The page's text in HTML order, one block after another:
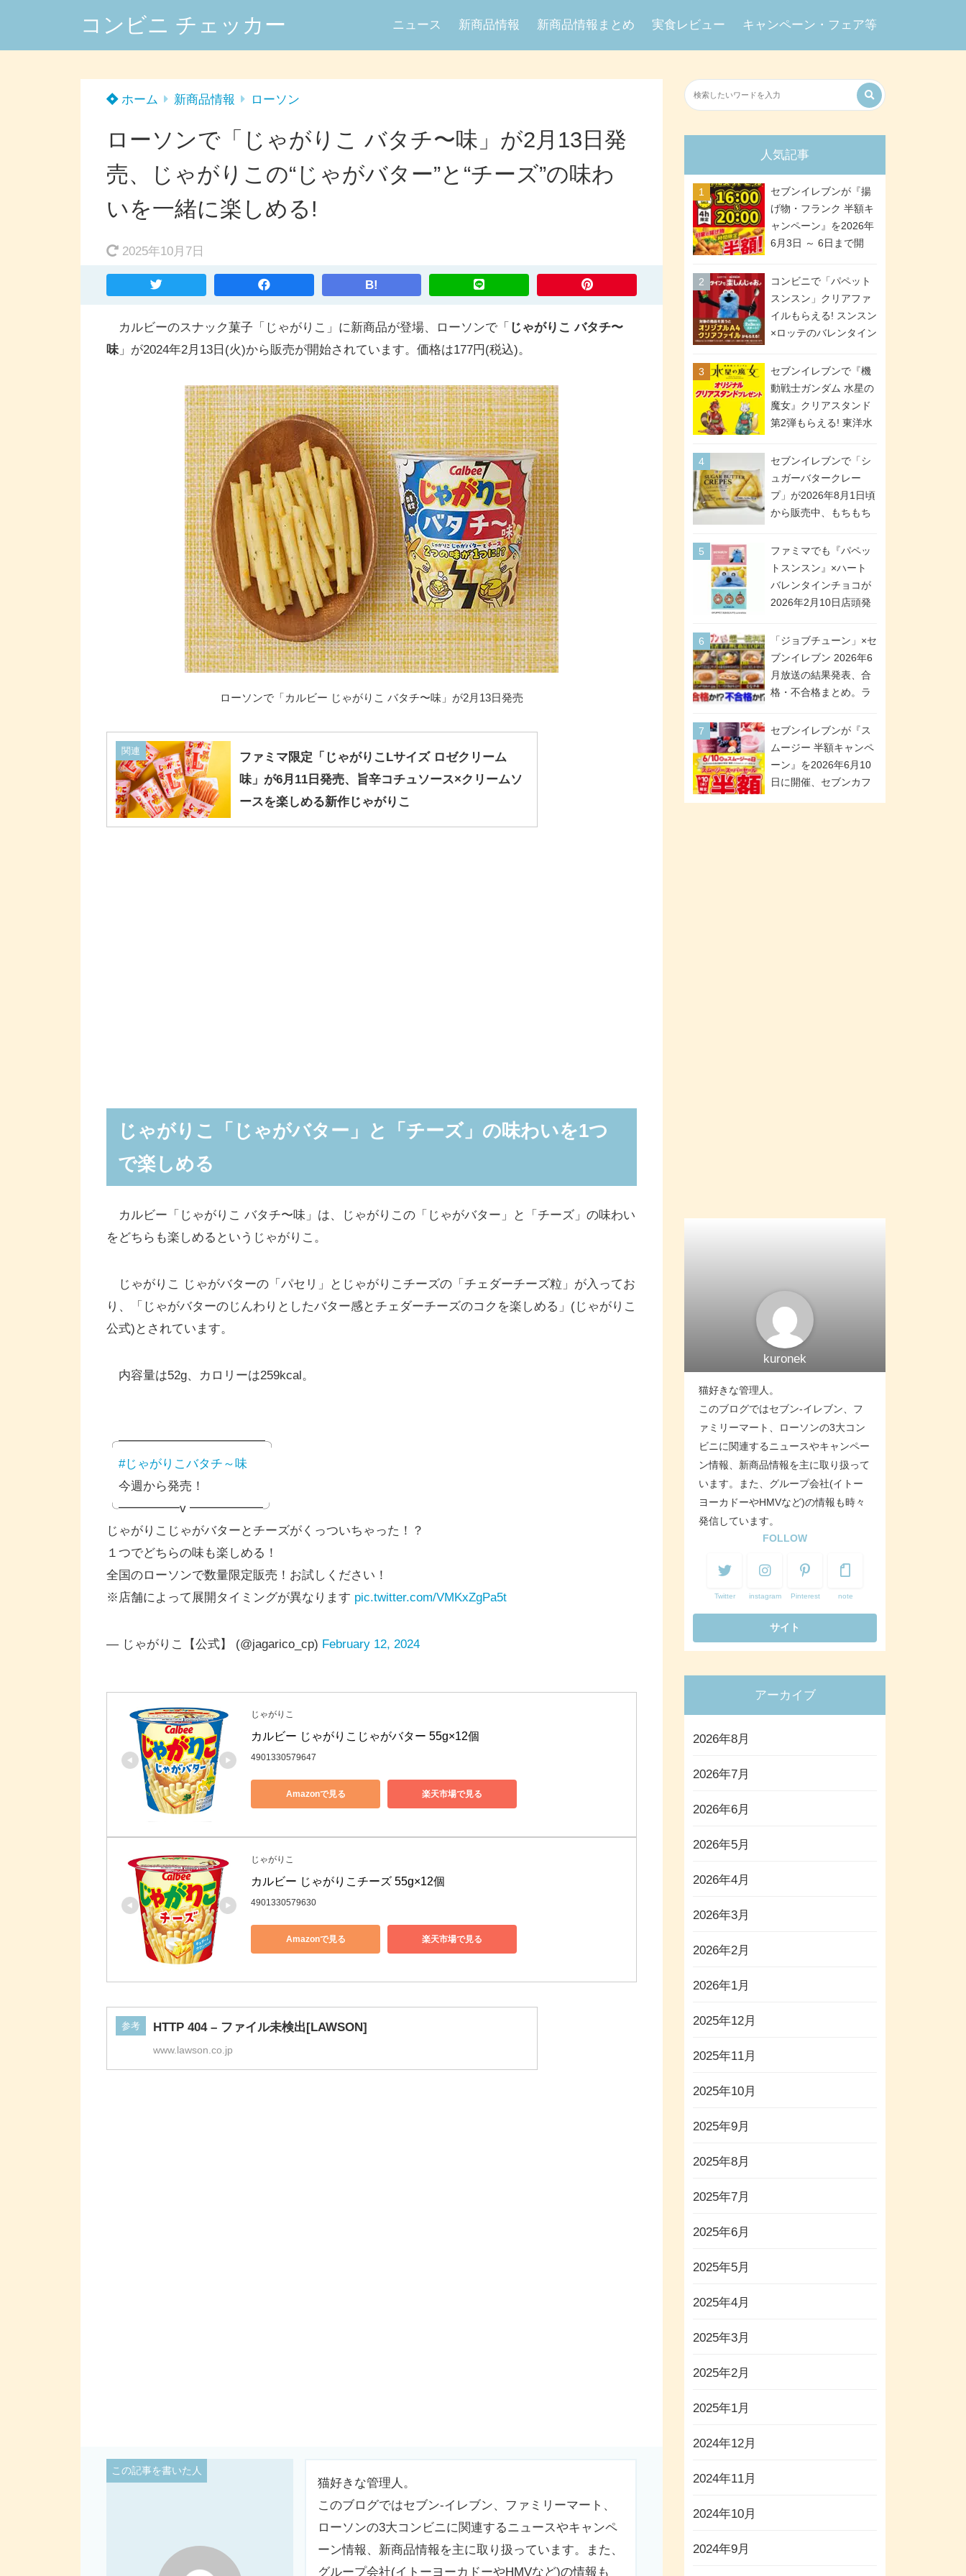
コンビニ チェッカー ニュース 新商品情報 新商品情報まとめ 実食レビュー キャンペーン・フェア等
ホーム 新商品情報 ローソン
ローソンで「じゃがりこ バタチ〜味」が2月13日発
売、じゃがりこの“じゃがバター”と“チーズ”の味わ
いを一緒に楽しめる!
2025年10月7日
B!
カルビーのスナック菓子「じゃがりこ」に新商品が登場、ローソンで「 じゃがりこ バタチ〜
味」が2024年2月13日(火)から販売が開始されています。価格は177円(税込)。
ローソンで「カルビー じゃがりこ バタチ〜味」が2月13日発売
関連
ファミマ限定「じゃがりこLサイズ ロゼクリーム
味」が6月11日発売、旨辛コチュソース×クリームソ
ースを楽しめる新作じゃがりこ
じゃがりこ「じゃがバター」と「チーズ」の味わいを1つ
で楽しめる
カルビー「じゃがりこ バタチ〜味」は、じゃがりこの「じゃがバター」と「チーズ」の味わい
をどちらも楽しめるというじゃがりこ。
じゃがりこ じゃがバターの「パセリ」とじゃがりこチーズの「チェダーチーズ粒」が入ってお
り、「じゃがバターのじんわりとしたバター感とチェダーチーズのコクを楽しめる」(じゃがりこ
公式)とされています。
内容量は52g、カロリーは259kcal。
#じゃがりこバタチ～味
今週から発売！
╰━━━━━v ━━━━━━╯
じゃがりこじゃがバターとチーズがくっついちゃった！？
１つでどちらの味も楽しめる！
全国のローソンで数量限定販売！お試しください！
※店舗によって展開タイミングが異なります
pic.twitter.com/VMKxZgPa5t
— じゃがりこ【公式】 (@jagarico_cp) February 12, 2024
カルビー じゃがりこじゃがバター 55g×12個
カルビー じゃがりこチーズ 55g×12個
参考 HTTP 404 – ファイル未検出[LAWSON]
猫好きな管理人。
このブログではセブン-イレブン、ファミリーマート、
ローソンの3大コンビニに関連するニュースやキャンペ
ーン情報、新商品情報を主に取り扱っています。また、
グループ会社(イトーヨーカドーやHMVなど)の情報も
人気記事
セブンイレブンが『揚
げ物・フランク 半額キ
ャンペーン』を2026年
6月3日 ～ 6日まで開
などが「揚げ物スーパ
ーセール」でお得に! 各
日16:00 ～ 20:00の4時
間限定で実施。ななチ
メリカンドッグが税抜
き69円!
コンビニで「パペット
スンスン」クリアファ
イルもらえる! スンスン
×ロッテのバレンタイン
スタート。セブン、フ
ァミマ、ローソンの3社
で異なるデザイン＆対
象商品
セブンイレブンで『機
動戦士ガンダム 水星の
魔女』クリアスタンド
第2弾もらえる! 東洋水
ペーンが2026年5月26
日スタート。浴衣＆た
ぬき・キツネ姿のスレ
ッタ / ミオリネ / グエ
号・5号) / シャディク
ドになって登場!
セブンイレブンで「シ
ュガーバタークレー
プ」が2026年8月1日頃
から販売中、もちもち
シュガー＆バターをレ
ンジアップで手軽に楽
しめる冷凍食品。2個入
り
ファミマでも『パペッ
トスンスン』×ハート
バレンタインチョコが
2026年2月10日店頭発
チョコ」「チョコ缶」
「ツインギフト」が登
場
「ジョブチューン」×セ
ブンイレブン 2026年6
月放送の結果発表、合
格・不合格まとめ。ラ
合格「金のハンバー
グ」。満場一致合格数
は6商品、合格数は2商
品。TVerでの見逃し配
セブンイレブンが『ス
ムージー 半額キャンペ
ーン』を2026年6月10
日に開催、セブンカフ
kuronek
猫好きな管理人。
このブログではセブン-イレブン、フ
ァミリーマート、ローソンの3大コン
ビニに関連するニュースやキャンペー
ン情報、新商品情報を主に取り扱って
います。また、グループ会社(イトー
ヨーカドーやHMVなど)の情報も時々
発信しています。
FOLLOW
Twitter instagram Pinterest note
アーカイブ
2026年8月
2026年7月
2026年6月
2026年5月
2026年4月
2026年3月
2026年2月
2026年1月
2025年12月
2025年11月
2025年10月
2025年9月
2025年8月
2025年7月
2025年6月
2025年5月
2025年4月
2025年3月
2025年2月
2025年1月
2024年12月
2024年11月
2024年10月
2024年9月